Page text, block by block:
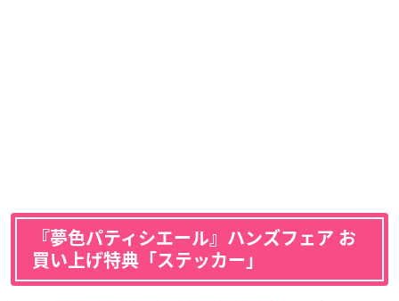
『夢色パティシエール』ハンズフェア お
買い上げ特典「ステッカー」